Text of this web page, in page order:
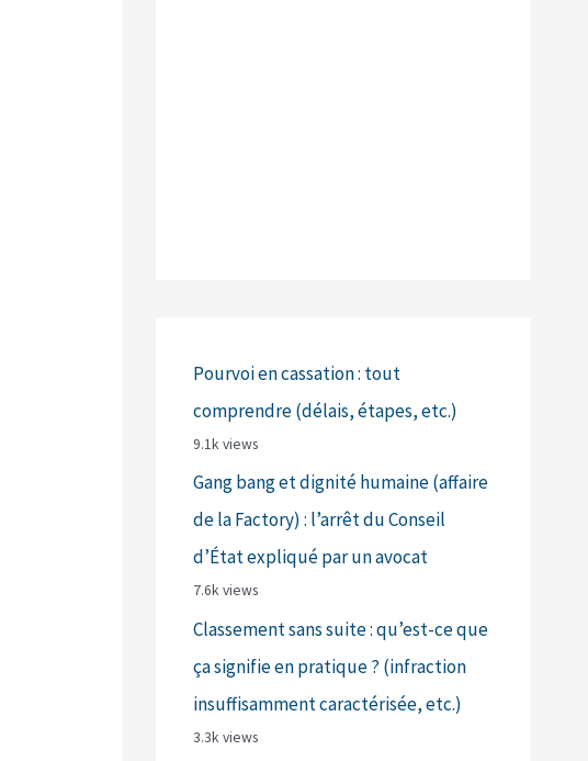
Pourvoi en cassation : tout
comprendre (délais, étapes, etc.)
9.1k views
Gang bang et dignité humaine (affaire
de la Factory) : l’arrêt du Conseil
d’État expliqué par un avocat
7.6k views
Classement sans suite : qu’est-ce que
ça signifie en pratique ? (infraction
insuffisamment caractérisée, etc.)
3.3k views